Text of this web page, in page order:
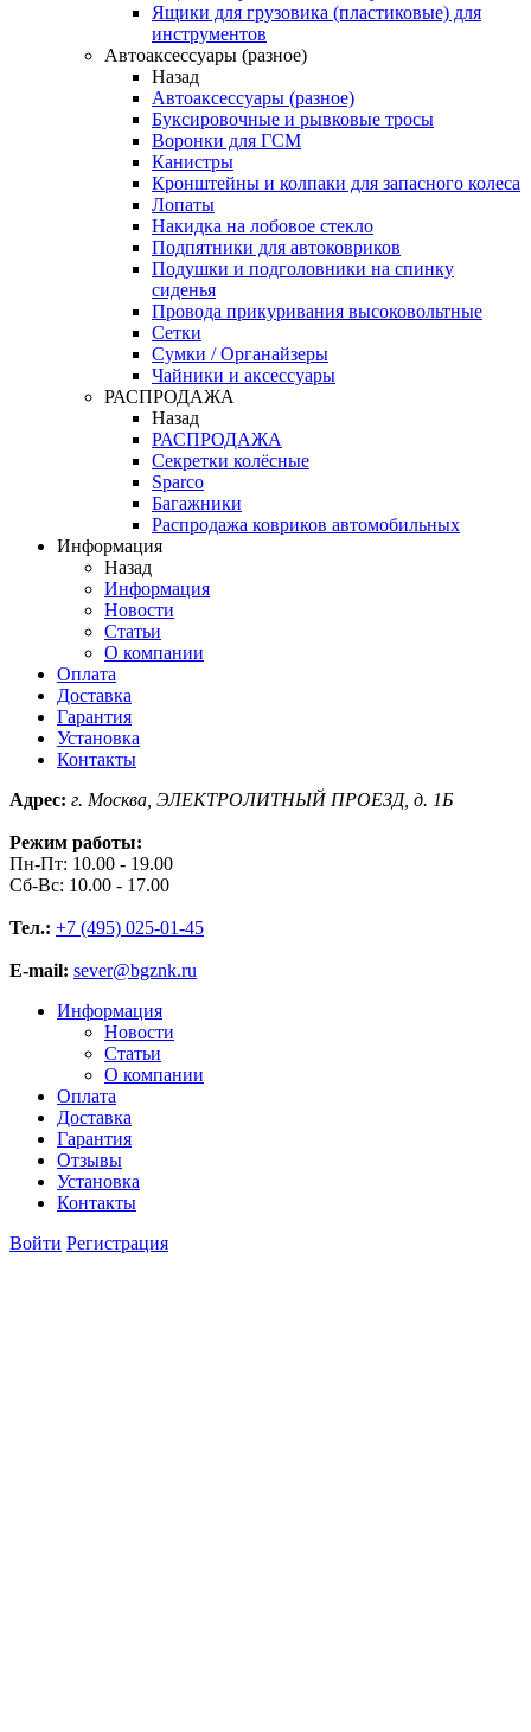
Ящики для грузовика (пластиковые) для
инструментов
Автоаксессуары (разное)
Назад
Автоаксессуары (разное)
Буксировочные и рывковые тросы
Воронки для ГСМ
Канистры
Кронштейны и колпаки для запасного колеса
Лопаты
Накидка на лобовое стекло
Подпятники для автоковриков
Подушки и подголовники на спинку
сиденья
Провода прикуривания высоковольтные
Сетки
Сумки / Органайзеры
Чайники и аксессуары
РАСПРОДАЖА
Назад
РАСПРОДАЖА
Секретки колёсные
Sparco
Багажники
Распродажа ковриков автомобильных
Информация
Назад
Информация
Новости
Статьи
О компании
Оплата
Доставка
Гарантия
Установка
Контакты
Адрес: г. Москва, ЭЛЕКТРОЛИТНЫЙ ПРОЕЗД, д. 1Б
Режим работы:
Пн-Пт: 10.00 - 19.00
Сб-Вс: 10.00 - 17.00
Тел.: +7 (495) 025-01-45
E-mail: sever@bgznk.ru
Информация
Новости
Статьи
О компании
Оплата
Доставка
Гарантия
Отзывы
Установка
Контакты
Войти Регистрация